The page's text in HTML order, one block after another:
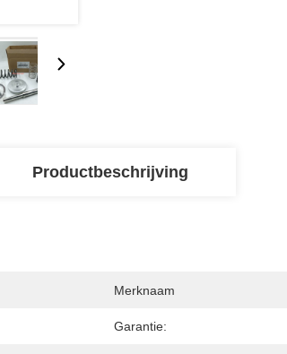
Productbeschrijving
Merknaam
Garantie: